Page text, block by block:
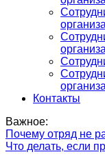
Контакты
Важное:
Почему отряд не
Что делать, если